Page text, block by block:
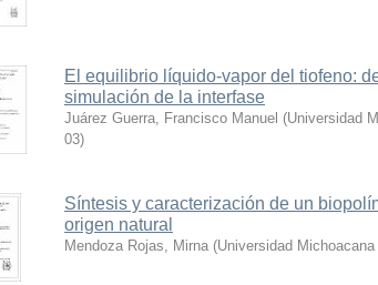
El equilibrio líquido-vapor del tiofeno:
simulación de la interfase
Juárez Guerra, Francisco Manuel (Universidad
03)
Síntesis y caracterización de un
origen natural
Mendoza Rojas, Mirna (Universidad